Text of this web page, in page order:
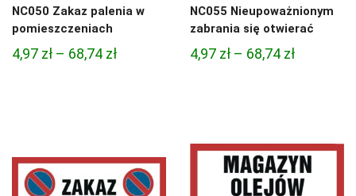
NC050 Zakaz palenia w
pomieszczeniach
4,97 zł – 68,74 złZakres
68,74 zł
NC055 Nieupoważnionym
zabrania się otwierać
4,97 zł – 68,74 złZakres
68,74 zł